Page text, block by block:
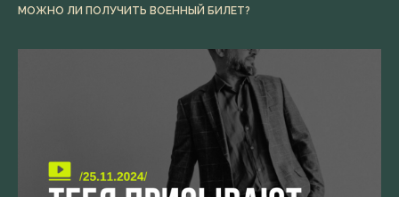
МОЖНО ЛИ ПОЛУЧИТЬ ВОЕННЫЙ БИЛЕТ?